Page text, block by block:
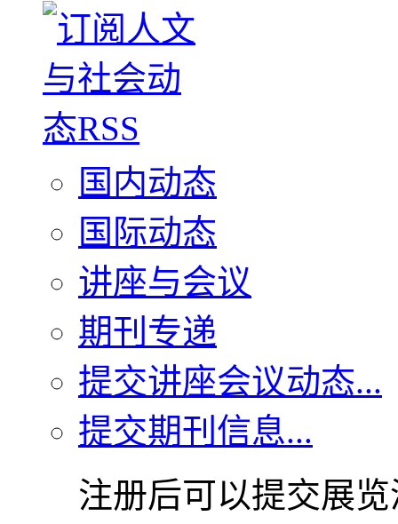
国内动态
国际动态
讲座与会议
期刊专递
提交讲座会议动态...
提交期刊信息...
注册后可以提交展